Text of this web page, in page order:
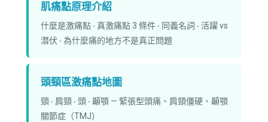
肌痛點原理介紹
什麼是激痛點 ‧ 真激痛點 3 條件 ‧ 同義名詞 ‧ 活躍 vs
潛伏 ‧ 為什麼痛的地方不是真正問題
頭頸區激痛點地圖
頸 ‧ 肩頸 ‧ 頭 ‧ 顳顎 — 緊張型頭痛、肩頸僵硬、顳顎
關節症（TMJ）